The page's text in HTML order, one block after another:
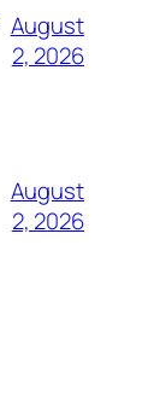
August
2, 2026
August
2, 2026